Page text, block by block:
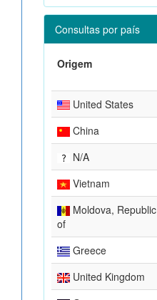
Consultas por país
Origem
United States
China
N/A
Vietnam
Moldova, Republic
of
Greece
United Kingdom